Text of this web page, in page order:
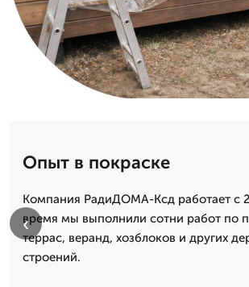
Опыт в покраске
Компания РадиДОМА-Ксд работает с
время мы выполнили сотни работ по
террас, веранд, хозблоков и других
строений.
‹